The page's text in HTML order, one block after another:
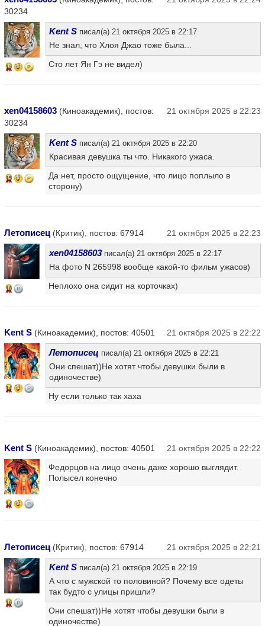
30234
15
Kent S писал(а) 21 октября 2025 в 22:17
Не знал, что Хлоя Джао тоже была...
Сто лет Ян Гэ не видел)
xen04158603 (Киноакадемик), постов:
30234
21 октября 2025 в 22:23
15
Kent S писал(а) 21 октября 2025 в 22:20
Красивая девушка ты что. Никакого ужаса.
Да нет, просто ощущение, что лицо поплыло в
сторону)
Летописец (Критик), постов: 67914 21 октября 2025 в 22:23
16
xen04158603писал(а) 21 октября 2025 в 22:17
На фото N 265998 вообще какой-то фильм ужасов)
Неплохо она сидит на корточках)
Kent S (Киноакадемик), постов: 40501 21 октября 2025 в 22:22
14
Летописец писал(а) 21 октября 2025 в 22:21
Они спешат))Не хотят чтобы девушки были в
одиночестве)
Ну если только так хаха
Kent S (Киноакадемик), постов: 40501 21 октября 2025 в 22:22
14
Федорцов на лицо очень даже хорошо выглядит.
Полысел конечно
Летописец (Критик), постов: 67914 21 октября 2025 в 22:21
16
Kent S писал(а) 21 октября 2025 в 22:19
А что с мужской то половиной? Почему все одеты
так будто с улицы пришли?
Они спешат))Не хотят чтобы девушки были в
одиночестве)